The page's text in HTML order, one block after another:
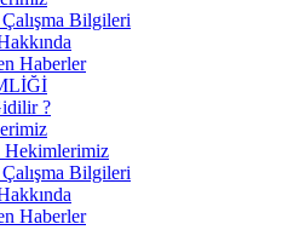
Bilgileri
Haberler
?
Hekimlerimiz
Bilgileri
Haberler